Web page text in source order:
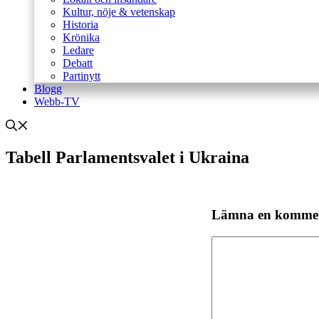
Kultur, nöje & vetenskap
Historia
Krönika
Ledare
Debatt
Partinytt
Blogg
Webb-TV
Tabell Parlamentsvalet i Ukraina
Lämna en